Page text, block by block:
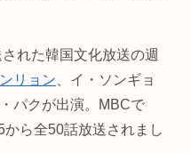
れた韓国文化放送の週
リョン 、イ・ソンギョ
パクが出演。MBCで
ら全50話放送されまし